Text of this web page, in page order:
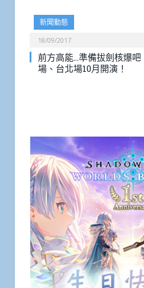
新聞動態
18/09/2017
前方高能…準備拔劍核爆
場、台北場10月開演！